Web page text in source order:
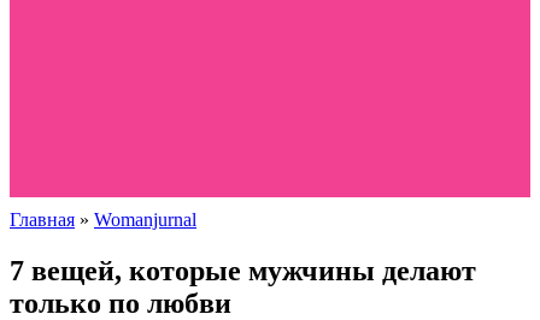
Главная » Womanjurnal
7 вещей, которые мужчины делают
только по любви